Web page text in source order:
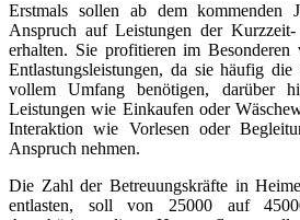
Erstmals sollen ab dem kommenden
Anspruch auf Leistungen der Kurzzeit-
erhalten. Sie profitieren im Besonderen
Entlastungsleistungen, da sie häufig
vollem Umfang benötigen, darüber
Leistungen wie Einkaufen oder
Interaktion wie Vorlesen oder
Anspruch nehmen.
Die Zahl der Betreuungskräfte in
entlasten, soll von 25000 auf